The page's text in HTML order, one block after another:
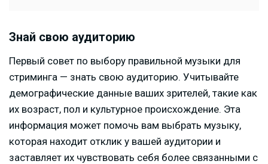
Знай свою аудиторию
Первый совет по выбору правильной музыки для
стриминга — знать свою аудиторию. Учитывайте
демографические данные ваших зрителей, такие как
их возраст, пол и культурное происхождение. Эта
информация может помочь вам выбрать музыку,
которая находит отклик у вашей аудитории и
заставляет их чувствовать себя более связанными с